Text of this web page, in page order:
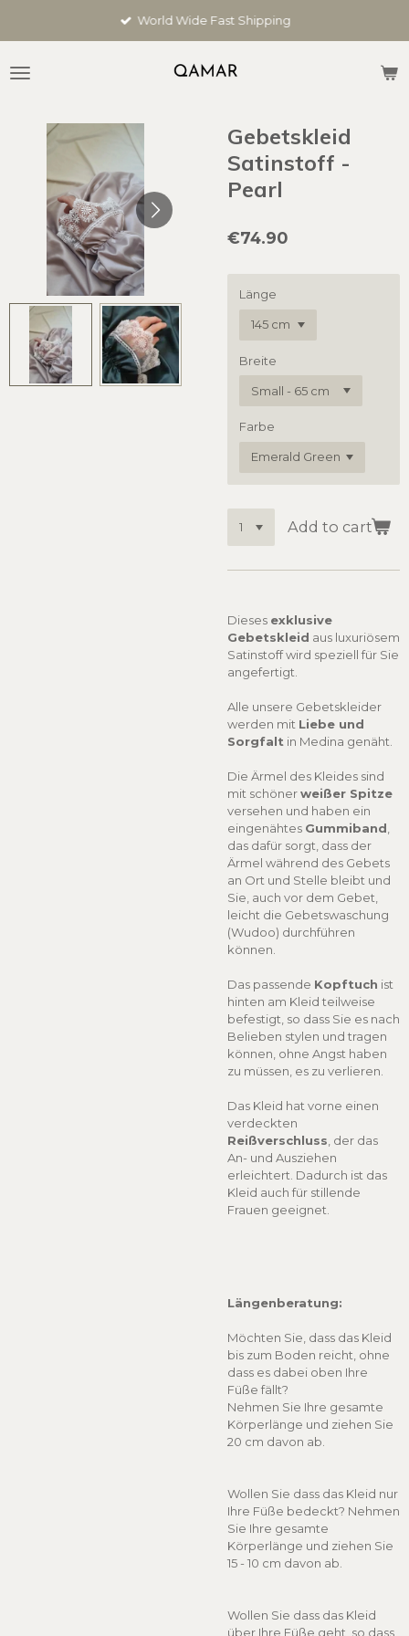
content
World Wide Fast Shipping
Gebetskleid
Satinstoff -
Pearl
€74.90
Länge
Breite
Farbe
Add to cart
Dieses exklusive
Gebetskleid aus luxuriösem
Satinstoff wird speziell für Sie
angefertigt.
Alle unsere Gebetskleider
werden mit Liebe und
Sorgfalt in Medina genäht.
Die Ärmel des Kleides sind
mit schönerweißer Spitze
versehen und haben ein
eingenähtes Gummiband
das dafür sorgt, dass der
Ärmel während des Gebets
an Ort und Stelle bleibt und
Sie, auch vor dem Gebet,
leicht die Gebetswaschung
(Wudoo) durchführen
können.
Das passende Kopftuch ist
hinten am Kleid teilweise
befestigt, so dass Sie es nach
Belieben stylen und tragen
können, ohne Angst haben
zu müssen, es zu verlieren.
Das Kleid hat vorne einen
verdeckten
Reißverschluss , der das
An- und Ausziehen
erleichtert. Dadurch ist das
Kleid auch für stillende
Frauen geeignet.
Längenberatung:
Möchten Sie, dass das Kleid
bis zum Boden reicht, ohne
dass es dabei oben Ihre
Füße fällt?
Nehmen Sie Ihre gesamte
Körperlänge und ziehen Sie
20 cm davon ab.
Wollen Sie dass das Kleid nur
Ihre Füße bedeckt? Nehmen
Sie Ihre gesamte
Körperlänge und ziehen Sie
15 - 10 cm davon ab.
Wollen Sie dass das Kleid
über Ihre Füße geht, so dass